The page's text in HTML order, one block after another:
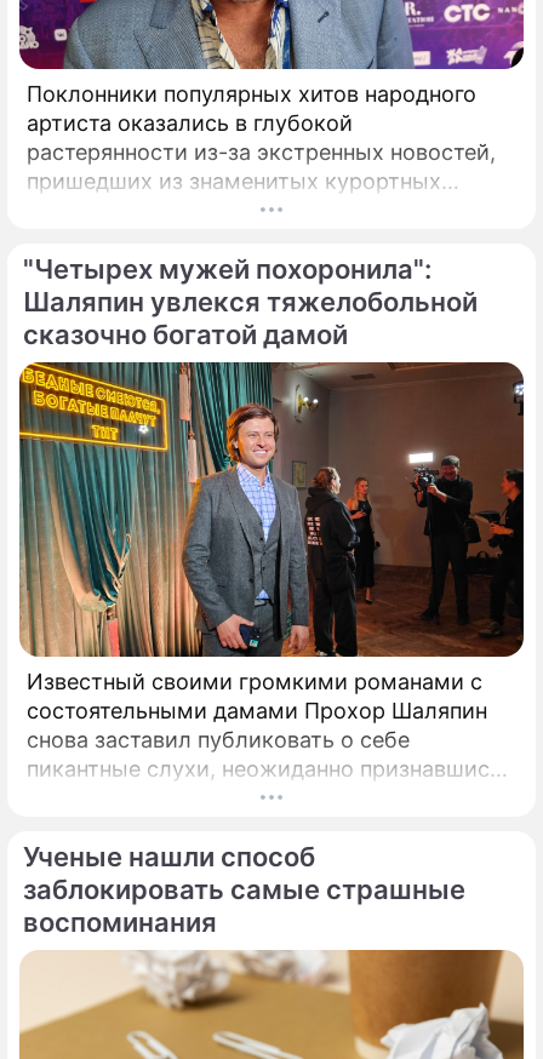
Поклонники популярных хитов народного
артиста оказались в глубокой
растерянности из-за экстренных новостей,
пришедших из знаменитых курортных
городов. Григорий Лепс, чей гастрольный
вперед, ошарашил публику крайне
неприятным решением.
"Четырех мужей похоронила":
Шаляпин увлекся тяжелобольной
сказочно богатой дамой
Известный своими громкими романами с
состоятельными дамами Прохор Шаляпин
снова заставил публиковать о себе
пикантные слухи, неожиданно признавшись
в чувствах к весьма непростой женщина.
представительниц прекрасного пола с
внушительным жизненным опытом Прохор
Шаляпин вновь оказался в эпицентре
Ученые нашли способ
заблокировать самые страшные
воспоминания